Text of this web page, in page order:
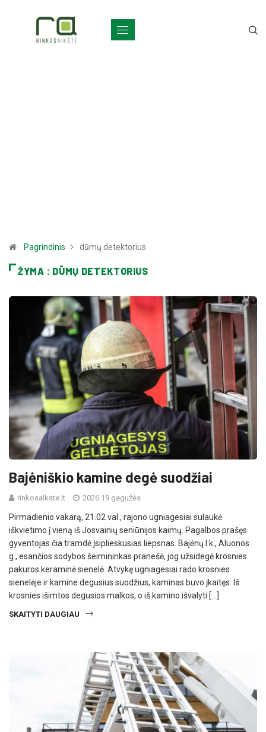
Pagrindinis dūmų detektorius
ŽYMA : DŪMŲ DETEKTORIUS
Bajėniškio kamine degė suodžiai
rinkosaikste.lt 2026 19 gegužės
Pirmadienio vakarą, 21.02 val., rajono ugniagesiai sulaukė
iškvietimo į vieną iš Josvainių seniūnijos kaimų. Pagalbos prašęs
gyventojas čia tramdė įsiplieskusias liepsnas. Bajėnų I k., Aluonos
g., esančios sodybos šeimininkas pranešė, jog užsidegė krosnies
pakuros keraminė sienelė. Atvykę ugniagesiai rado krosnies
sienelėje ir kamine degusius suodžius, kaminas buvo įkaitęs. Iš
krosnies išimtos degusios malkos, o iš kamino išvalyti […]
SKAITYTI DAUGIAU